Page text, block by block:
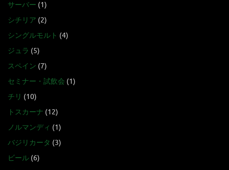
サーバー (1)
シチリア (2)
シングルモルト (4)
ジュラ (5)
スペイン (7)
セミナー・試飲会 (1)
チリ (10)
トスカーナ (12)
ノルマンディ (1)
バジリカータ (3)
ビール (6)